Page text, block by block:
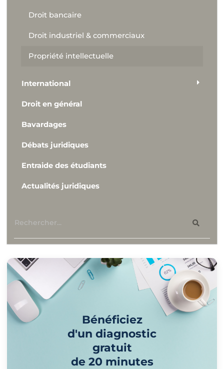
Droit bancaire
Droit industriel & commerciaux
Propriété intellectuelle
International
Droit en général
Bavardages
Débats juridiques
Entraide des étudiants
Actualités juridiques
Bénéficiez
d'un diagnostic
gratuit
de 20 minutes